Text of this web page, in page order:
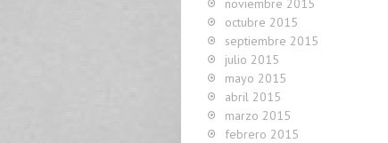
noviembre 2015
octubre 2015
septiembre 2015
julio 2015
mayo 2015
abril 2015
marzo 2015
febrero 2015